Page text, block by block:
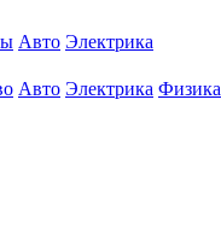
Авто Электрика
Авто Электрика Физика